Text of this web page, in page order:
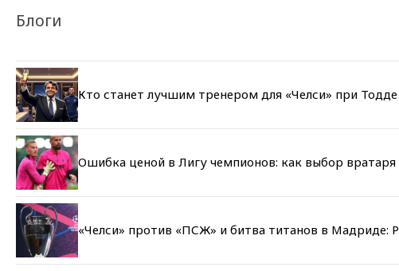
Блоги
Кто станет лучшим тренером для «Челси» при Тодде
Ошибка ценой в Лигу чемпионов: как выбор
«Челси» против «ПСЖ» и битва титанов в Мадриде: